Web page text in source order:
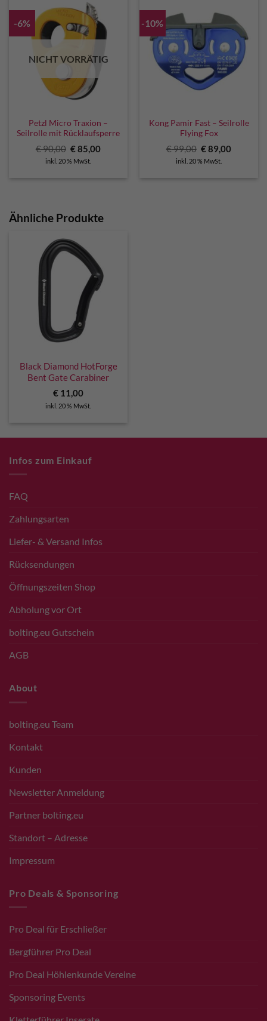
-6%
NICHT VORRÄTIG
Petzl Micro Traxion –
Seilrolle mit Rücklaufsperre
€90,00 Ursprünglicher
Preis
war:
€85,00Aktueller
inkl. 20 % MwSt.
-10%
Kong Pamir Fast – Seilrolle
Flying Fox
€99,00 Ursprünglicher
Preis
war:
€89,00
inkl. 20 % MwSt.
Ähnliche Produkte
Black Diamond HotForge
Bent Gate Carabiner
€ 11,00
inkl. 20 % MwSt.
Infos zum Einkauf
FAQ
Zahlungsarten
Liefer- & Versand Infos
Rücksendungen
Öffnungszeiten Shop
Abholung vor Ort
bolting.eu Gutschein
AGB
About
bolting.eu Team
Kontakt
Kunden
Newsletter Anmeldung
Partner bolting.eu
Standort – Adresse
Impressum
Pro Deals & Sponsoring
Pro Deal für Erschließer
Bergführer Pro Deal
Pro Deal Höhlenkunde Vereine
Sponsoring Events